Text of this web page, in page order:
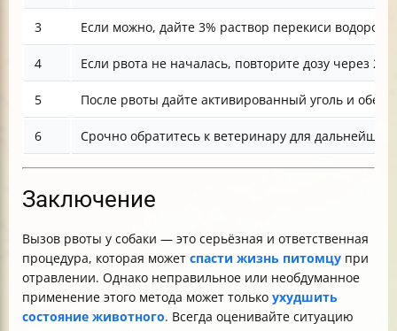
3 Если можно, дайте 3% раствор перекиси
4 Если рвота не началась, повторите дозу через
5 После рвоты дайте активированный уголь и
6 Срочно обратитесь к ветеринару для
Заключение
Вызов рвоты у собаки — это серьёзная и ответственная
процедура, которая может спасти жизнь питомцу при
отравлении. Однако неправильное или необдуманное
применение этого метода может только ухудшить
состояние животного. Всегда оценивайте ситуацию